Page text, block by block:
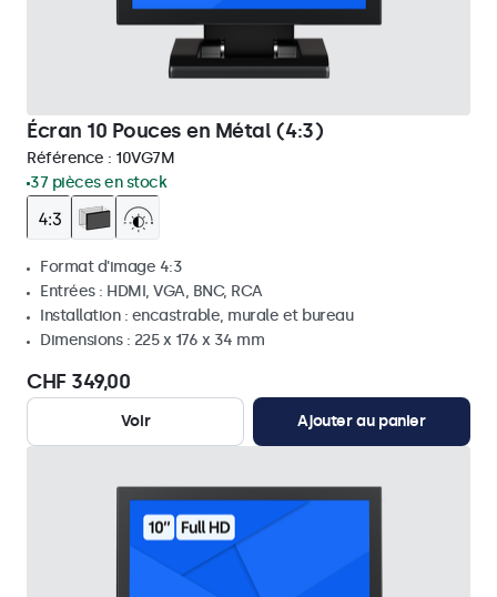
Écran 10 Pouces en Métal (4:3)
Référence : 10VG7M
37 pièces en stock
Format d'image 4:3
Entrées : HDMI, VGA, BNC, RCA
Installation : encastrable, murale et bureau
Dimensions : 225 x 176 x 34 mm
CHF 349,00
Voir Ajouter au panier